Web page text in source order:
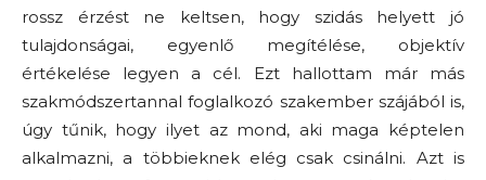
rossz érzést ne keltsen, hogy szidás helyett jó
tulajdonságai, egyenlő megítélése, objektív
értékelése legyen a cél. Ezt hallottam már más
szakmódszertannal foglalkozó szakember szájából is,
úgy tűnik, hogy ilyet az mond, aki maga képtelen
alkalmazni, a többieknek elég csak csinálni. Azt is